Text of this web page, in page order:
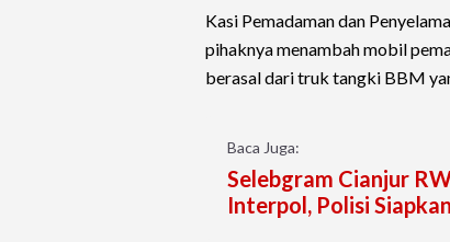
Kasi Pemadaman dan
pihaknya menambah mobil
berasal dari truk tangki BBM
Baca Juga:
Selebgram Cianjur
Interpol, Polisi